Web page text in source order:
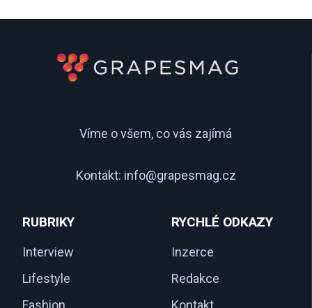
Víme o všem, co vás zajímá
Kontakt: info@grapesmag.cz
RUBRIKY
Interview
Lifestyle
Fashion
RYCHLÉ ODKAZY
Inzerce
Redakce
Kontakt